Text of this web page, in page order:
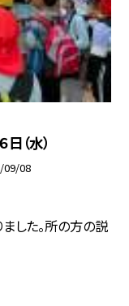
（水）
09/08
した。所の方の説